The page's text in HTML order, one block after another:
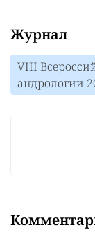
Журнал
VIII
андрологии